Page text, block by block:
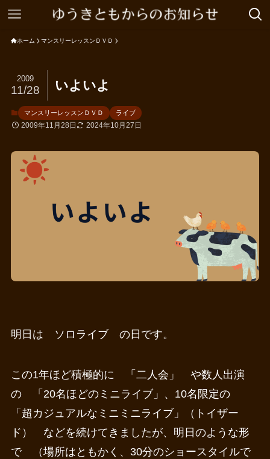
ホーム マンスリーレッスンＤＶＤ
いよいよ
2009
11/28
マンスリーレッスンＤＶＤ ライブ
2009年11月28日 2024年10月27日
明日は ソロライブ の日です。
この1年ほど積極的に 「二人会」 や数人出演
の 「20名ほどのミニライブ」、10名限定の
「超カジュアルなミニミニライブ」（トイザー
ド） などを続けてきましたが、明日のような形
で （場所はともかく、30分のショースタイルで